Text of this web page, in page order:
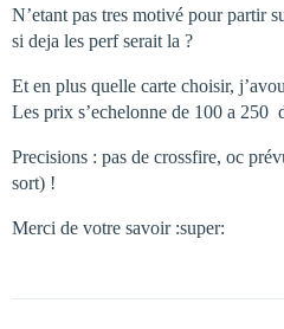
N’etant pas tres motivé pour partir
si deja les perf serait la ?
Et en plus quelle carte choisir,
Les prix s’echelonne de 100 a 250 
Precisions : pas de crossfire, oc
sort) !
Merci de votre savoir :super: